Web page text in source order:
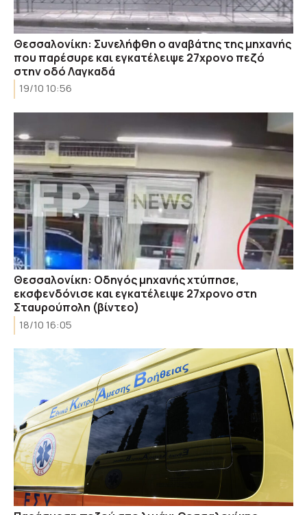
Θεσσαλονίκη: Συνελήφθη ο αναβάτης της μηχανής
που παρέσυρε και εγκατέλειψε 27χρονο πεζό
στην οδό Λαγκαδά
19/10 10:56
Θεσσαλονίκη: Οδηγός μηχανής χτύπησε,
εκσφενδόνισε και εγκατέλειψε 27χρονο στη
Σταυρούπολη (βίντεο)
18/10 16:05